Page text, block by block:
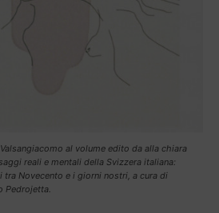
al volume edito da alla chiara
reali e mentali della Svizzera italiana:
Novecento e i giorni nostri, a cura di
Pedrojetta.